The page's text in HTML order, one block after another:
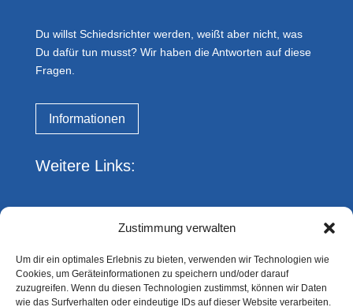
Zustimmung verwalten
Um dir ein optimales Erlebnis zu bieten, verwenden wir Technologien wie
Cookies, um Geräteinformationen zu speichern und/oder darauf
zuzugreifen. Wenn du diesen Technologien zustimmst, können wir Daten
wie das Surfverhalten oder eindeutige IDs auf dieser Website verarbeiten.
Du willst Schiedsrichter werden, weißt aber nicht, was
Du dafür tun musst? Wir haben die Antworten auf diese
Fragen.
Informationen
Weitere Links:
DFBnet
fussball.de